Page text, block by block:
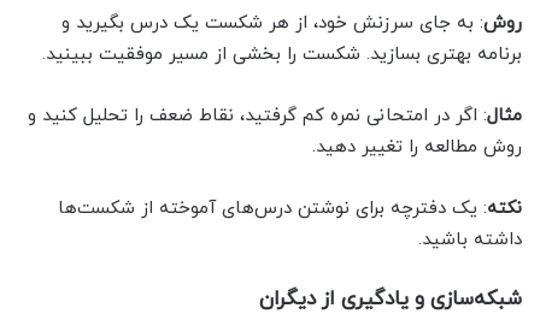
روش: به جای سرزنش خود، از هر شکست یک درس بگیرید و
برنامه بهتری بسازید. شکست را بخشی از مسیر موفقیت ببینید.
مثال: اگر در امتحانی نمره کم گرفتید، نقاط ضعف را تحلیل کنید و
روش مطالعه را تغییر دهید.
نکته: یک دفترچه برای نوشتن درس‌های آموخته از شکست‌ها
داشته باشید.
شبکه‌سازی و یادگیری از دیگران